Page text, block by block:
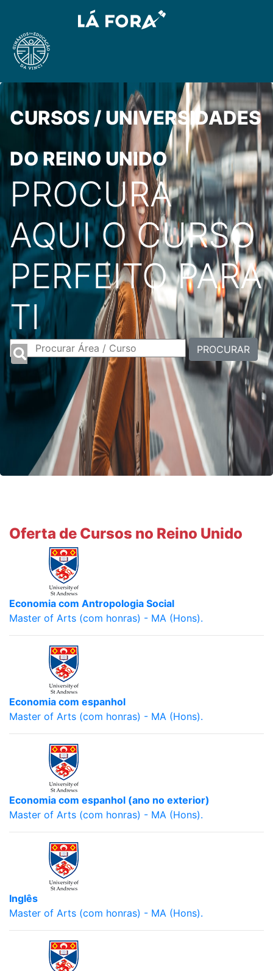
CURSOS / UNIVERSIDADES
DO REINO UNIDO
PROCURA
AQUI O CURSO
PERFEITO PARA
TI
PROCURAR
Oferta de Cursos no Reino Unido
Economia com Antropologia Social
Master of Arts (com honras) - MA (Hons).
Economia com espanhol
Master of Arts (com honras) - MA (Hons).
Economia com espanhol (ano no exterior)
Master of Arts (com honras) - MA (Hons).
Inglês
Master of Arts (com honras) - MA (Hons).